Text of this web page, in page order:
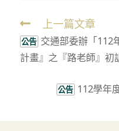
Read
more
articles
上一篇文章
公告 交通部委辦「112
計畫』之『路老師』初
公告 112學年